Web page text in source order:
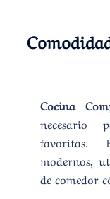
Cocina
necesario
favoritas.
modernos,
de comedor